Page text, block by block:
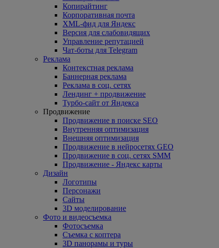
Копирайтинг
Корпоративная почта
XML-фид для Яндекс
Версия для слабовидящих
Управление репутацией
Чат-боты для Telegram
Реклама
Контекстная реклама
Баннерная реклама
Реклама в соц. сетях
Лендинг + продвижение
Турбо-сайт от Яндекса
Продвижение
Продвижение в поиске SEO
Внутренняя оптимизация
Внешняя оптимизация
Продвижение в нейросетях GEO
Продвижение в соц. сетях SMM
Продвижение - Яндекс карты
Дизайн
Логотипы
Персонажи
Сайты
3D моделирование
Фото и видеосъемка
Фотосъемка
Съемка с коптера
3D панорамы и туры